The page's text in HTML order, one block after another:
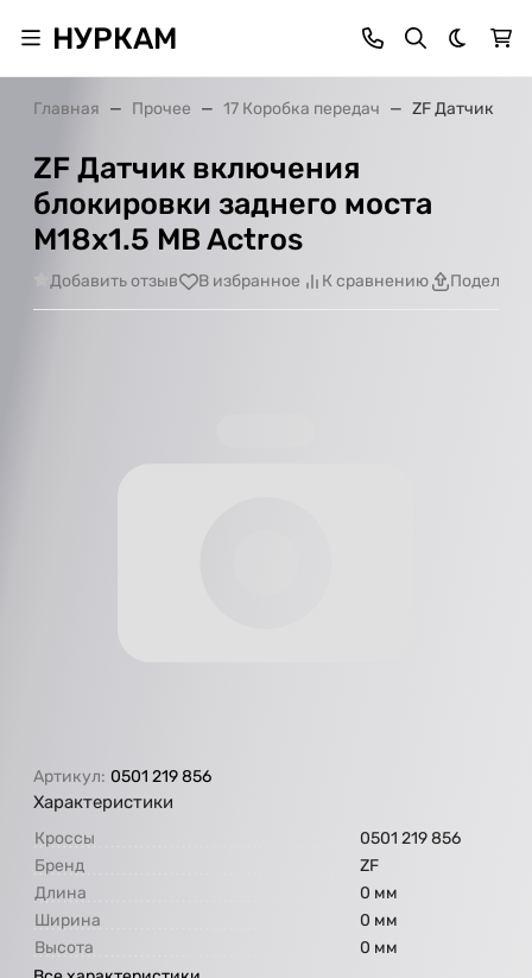
НУРКАМ Темная
Главная Прочее 17 Коробка передач ZF Датчик
ZF Датчик включения
блокировки заднего моста
M18x1.5 MB Actros
Добавить отзыв В избранное К сравнению
Артикул: 0501 219 856
Характеристики
Кроссы
0501 219 856
Бренд
ZF
Длина
0 мм
Ширина
0 мм
Высота
0 мм